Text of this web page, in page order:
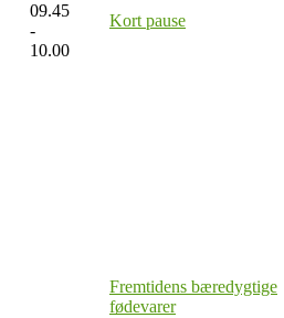
09.45
-
10.00
Kort pause
Fremtidens bæredygtige
fødevarer